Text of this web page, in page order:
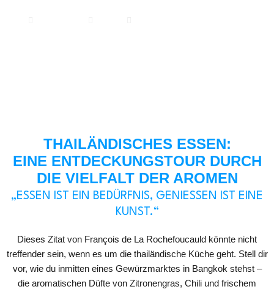
THAILÄNDISCHES ESSEN:
EINE ENTDECKUNGSTOUR DURCH
DIE VIELFALT DER AROMEN
„ESSEN IST EIN BEDÜRFNIS, GENIESSEN IST EINE K
UNST.“
Dieses Zitat von François de La Rochefoucauld könnte nicht
treffender sein, wenn es um die thailändische Küche geht. Stell dir
vor, wie du inmitten eines Gewürzmarktes in Bangkok stehst –
die aromatischen Düfte von Zitronengras, Chili und frischem